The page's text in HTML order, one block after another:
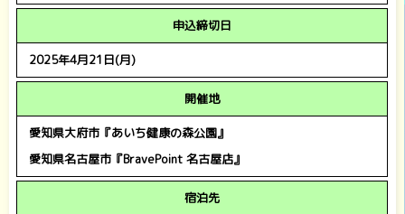
申込締切日
2025年4月21日(月)
開催地
愛知県大府市『あいち健康の森公園』
愛知県名古屋市『BravePoint 名古屋店』
宿泊先